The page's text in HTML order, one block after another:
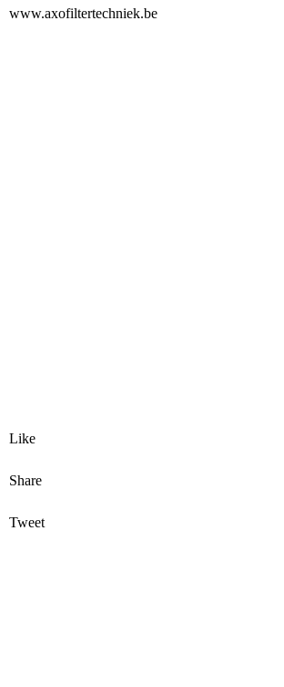
www.axofiltertechniek.be
Like
Share
Tweet